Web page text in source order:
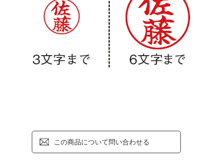
この商品について問い合わせる